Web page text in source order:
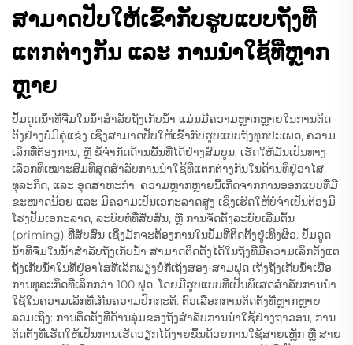
ສາມາດປັບໃຫ້ເຂົ້າກັບຮູບແບບຖັງທີ່
ແຕກຕ່າງກັນ ແລະ ການນຳໃຊ້ທີ່ຫຼາກ
ຫຼາຍ
ປັ້ມດູດນ້ຳທີ່ຈື່ມໃນນ້ຳສຳລັບຖັງເກັບນ້ຳ ແມ່ນມີຄວາມຫຼາກຫຼາຍໃນການຕິດ
ຕັ້ງຢ່າງບໍ່ມີຄູ່ແຂ່ງ ເຊິ່ງສາມາດປັບໃຫ້ເຂົ້າກັບຮູບແບບຖັງທຸກປະເພດ, ຄວາມ
ເລິກທີ່ຕ້ອງການ, ຫຼື ຂໍ້ຈຳກັດດ້ານພື້ນທີ່ໄດ້ຢ່າງສົມບູນ, ເຮັດໃຫ້ມັນເປັນທາງ
ເລືອກທີ່ເໝາະສົມທີ່ສຸດສຳລັບການນຳໃຊ້ທີ່ແຕກຕ່າງກັນໃນດ້ານທີ່ຢູ່ອາໄສ,
ທຸລະກິດ, ແລະ ອຸດສາຫະກຳ. ຄວາມຫຼາກຫຼາຍນີ້ເກີດຈາກການອອກແບບທີ່ມີ
ຂະໜາດນ້ອຍ ແລະ ມີຄວາມເປັນເອກະລາດສູງ ເຊິ່ງເຮັດໃຫ້ບໍ່ຈຳເປັນຕ້ອງມີ
ໂຮງປັ້ມເອກະລາດ, ລະບົບທໍ່ທີ່ສັບສົນ, ຫຼື ການຈັດຕັ້ງລະບົບເລີ່ມຕົ້ນ
(priming) ທີ່ສັບສົນ ເຊິ່ງມັກຈະຕ້ອງການໃນປັ້ມທີ່ຕິດຕັ້ງຢູ່ເທິງຜິວ. ປັ້ມດູດ
ນ້ຳທີ່ຈື່ມໃນນ້ຳສຳລັບຖັງເກັບນ້ຳ ສາມາດຕິດຕັ້ງໄດ້ໃນຖັງທີ່ມີຄວາມເລິກຕັ້ງແຕ່
ຖັງເກັບນ້ຳໃນທີ່ຢູ່ອາໄສທີ່ເລິກພຽງບໍ່ກີ່ເຖິງສອງ-ສາມຟຸດ ເຖິງຖັງເກັບນ້ຳເພື່ອ
ການທຸລະກິດທີ່ເລິກກວ່າ 100 ຟຸດ, ໂດຍມີຮູບແບບທີ່ເປັນພິເສດສຳລັບການນຳ
ໃຊ້ໃນຄວາມເລິກທີ່ເກີນຄວາມປົກກະຕິ. ຕົວເລືອກການຕິດຕັ້ງທີ່ຫຼາກຫຼາຍ
ລວມເຖິງ: ການຕິດຕັ້ງທີ່ດ້ານລຸ່ມຂອງຖັງສຳລັບການນຳໃຊ້ຢ່າງຖາວອນ, ການ
ຕິດຕັ້ງທີ່ເຮັດໃຫ້ເປັນການເຮັດວຽກໄດ້ງ່າຍຂຶ້ນດ້ວຍການໃຊ້ສາຍເຫຼັກ ຫຼື ສາຍ